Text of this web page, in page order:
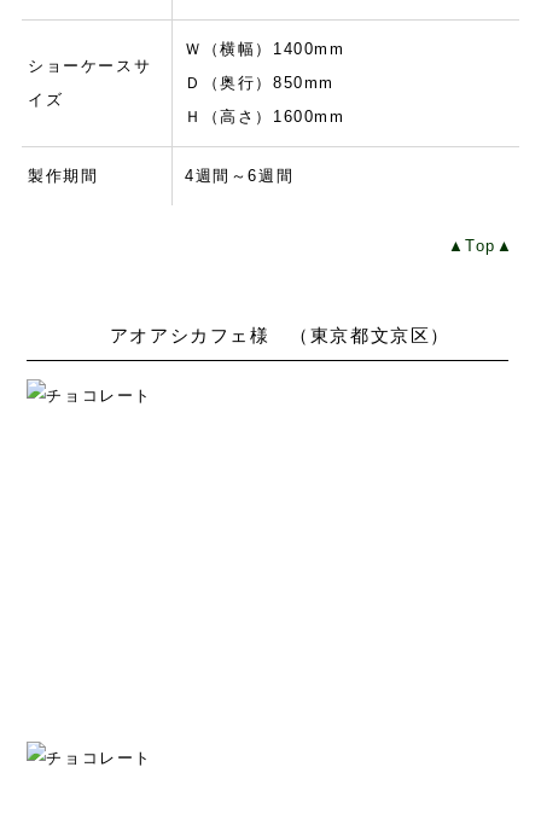
ショーケースサ
イズ
Ｗ（横幅）1400mm
Ｄ（奥行）850mm
Ｈ（高さ）1600mm
製作期間 4週間～6週間
▲Top▲
アオアシカフェ様 （東京都文京区）